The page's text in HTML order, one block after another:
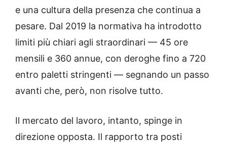
e una cultura della presenza che continua a
pesare. Dal 2019 la normativa ha introdotto
limiti più chiari agli straordinari — 45 ore
mensili e 360 annue, con deroghe fino a 720
entro paletti stringenti — segnando un passo
avanti che, però, non risolve tutto.
Il mercato del lavoro, intanto, spinge in
direzione opposta. Il rapporto tra posti